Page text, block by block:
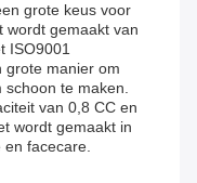
grote keus voor
wordt gemaakt van
ISO9001
grote manier om
schoon te maken.
van 0,8 CC en
wordt gemaakt in
en facecare.